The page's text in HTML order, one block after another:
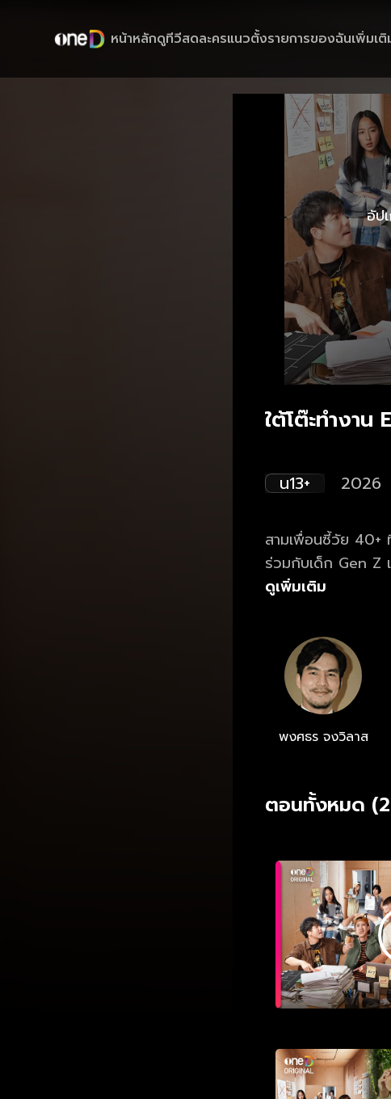
หน้าหลักดูทีวีสดละครแนวตั้งรายการของฉันเพิ่มเติ
อัป
ใต้โต๊ะทำงาน
น13+ 2026
สามเพื่อนซี้วัย 40+
ร่วมกับเด็ก Gen Z
ดูเพิ่มเติม
พงศธร จงวิลาส
ตอนทั้งหมด